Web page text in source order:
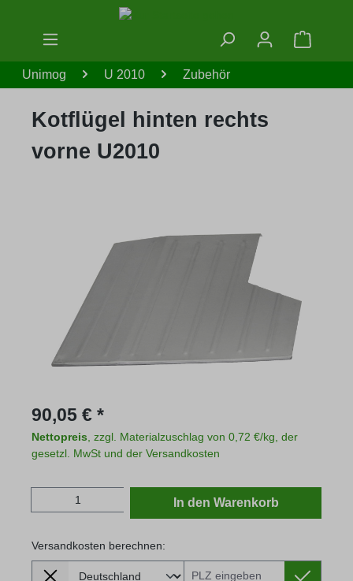
Zum Hauptinhalt springen
Unimog U 2010 Zubehör
Kotflügel hinten rechts
vorne U2010
Regulärer Preis:
90,05 € *
Nettopreis , zzgl. Materialzuschlag von 0,72 €/kg, der
gesetzl. MwSt und der Versandkosten
Produkt Anzahl: Gib den gewünschten
In den Warenkorb
Versandkosten berechnen:
Lieferland
Versandkosten berechnen: